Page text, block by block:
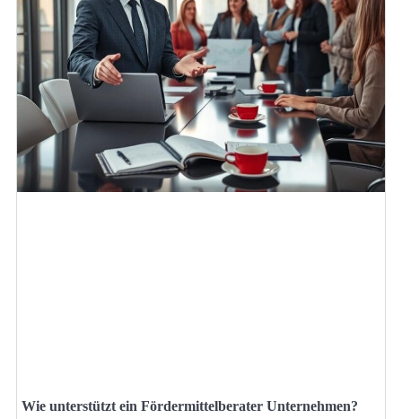
Wie unterstützt ein Fördermittelberater Unternehmen?